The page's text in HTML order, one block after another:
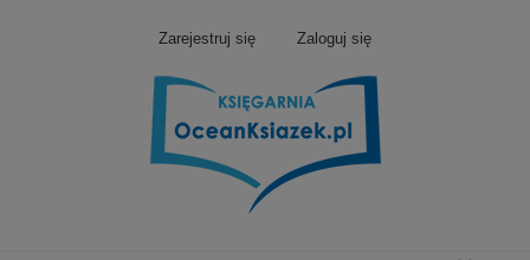
Zarejestruj się Zaloguj się